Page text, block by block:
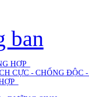
ban
HỢP
CỰC - CHỐNG